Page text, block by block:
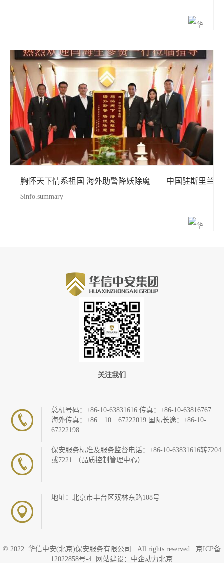
胸怀天下情系祖国 海外助警降妖除魔——中国驻斯里兰
$info.summary
关注我们
总机号码：+86-10-63831616传真：+86-10-63816767
海外传真：+86－10－67222019 国际长途：+86-10-
67222198
保安服务标准及服务监督电话：+86-10-63831616转7204
或7221 （品质控制管理中心）
地址：北京市丰台区双林东路108号
© 2022 华信中安(北京)保安服务有限公司. All rights reserved. 京ICP备
12022858号-4
网站建设：中企动力北京